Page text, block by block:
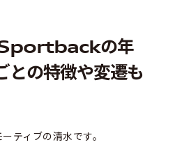
Sportbackの年
との特徴や変遷も
ティブの清水です。